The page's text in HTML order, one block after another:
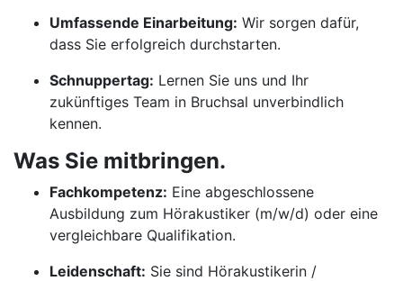
Umfassende Einarbeitung: Wir sorgen dafür,
dass Sie erfolgreich durchstarten.
Schnuppertag: Lernen Sie uns und Ihr
zukünftiges Team in Bruchsal unverbindlich
kennen.
Was Sie mitbringen.
Fachkompetenz: Eine abgeschlossene
Ausbildung zum Hörakustiker (m/w/d) oder eine
vergleichbare Qualifikation.
Leidenschaft: Sie sind Hörakustikerin /